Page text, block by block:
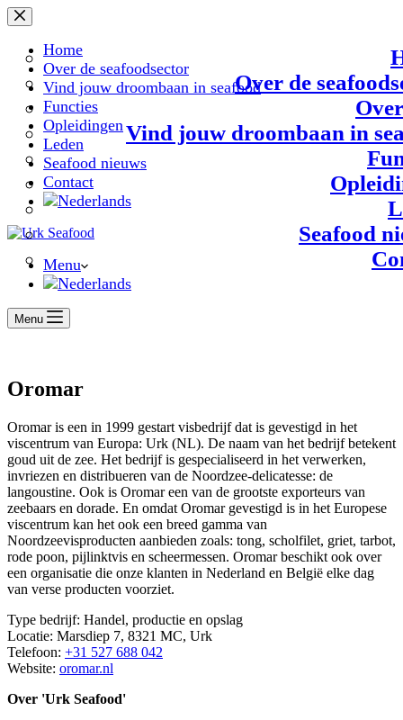
Ga
naar
inhoud
Home
Over de seafoodsector
Vind jouw droombaan in seafood
Functies
Opleidingen
Leden
Seafood nieuws
Contact
Menu
Over de
Vind jouw droombaan in
Seafood
Menu
Oromar
Oromar is een in 1999 gestart visbedrijf dat is gevestigd in het
viscentrum van Europa: Urk (NL). De naam van het bedrijf betekent
goud uit de zee. Het bedrijf is gespecialiseerd in het verwerken,
invriezen en distribueren van de Noordzee-delicatesse: de
langoustine. Ook is Oromar een van de grootste exporteurs van
zeebaars en dorade. En omdat Oromar gevestigd is in het Europese
viscentrum kan het ook een breed gamma van
Noordzeevisproducten aanbieden zoals: tong, scholfilet, griet, tarbot,
rode poon, pijlinktvis en scheermessen. Oromar beschikt ook over
een organisatie die onze klanten in Nederland en België elke dag
van verse producten voorziet.
Type bedrijf: Handel, productie en opslag
Locatie: Marsdiep 7, 8321 MC, Urk
Telefoon: +31 527 688 042
Website: oromar.nl
Over 'Urk Seafood'